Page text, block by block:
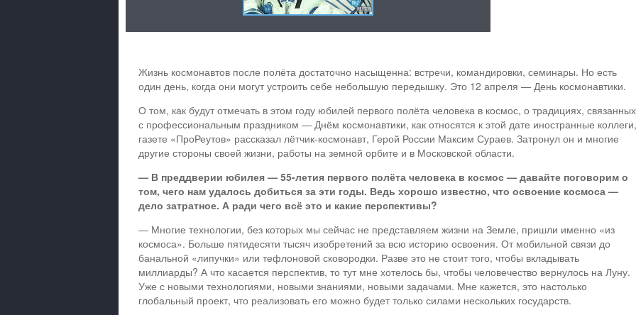
Жизнь космонавтов после полёта достаточно насыщенна: встречи, командировки, семинары. Но есть
один день, когда они могут устроить себе небольшую передышку. Это 12 апреля — День космонавтики.
О том, как будут отмечать в этом году юбилей первого полёта человека в космос, о традициях, связанных
с профессиональным праздником — Днём космонавтики, как относятся к этой дате иностранные коллеги,
газете «ПроРеутов» рассказал лётчик-космонавт, Герой России Максим Сураев. Затронул он и многие
другие стороны своей жизни, работы на земной орбите и в Московской области.
— В преддверии юбилея — 55-летия первого полёта человека в космос — давайте поговорим о
том, чего нам удалось добиться за эти годы. Ведь хорошо известно, что освоение космоса —
дело затратное. А ради чего всё это и какие перспективы?
— Многие технологии, без которых мы сейчас не представляем жизни на Земле, пришли именно «из
космоса». Больше пятидесяти тысяч изобретений за всю историю освоения. От мобильной связи до
банальной «липучки» или тефлоновой сковородки. Разве это не стоит того, чтобы вкладывать
миллиарды? А что касается перспектив, то тут мне хотелось бы, чтобы человечество вернулось на Луну.
Уже с новыми технологиями, новыми знаниями, новыми задачами. Мне кажется, это настолько
глобальный проект, что реализовать его можно будет только силами нескольких государств.